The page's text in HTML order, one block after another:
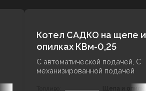
Котел САДКО на щепе и
опилках КВм-0,25
С автоматической подачей, С
механизированной подачей